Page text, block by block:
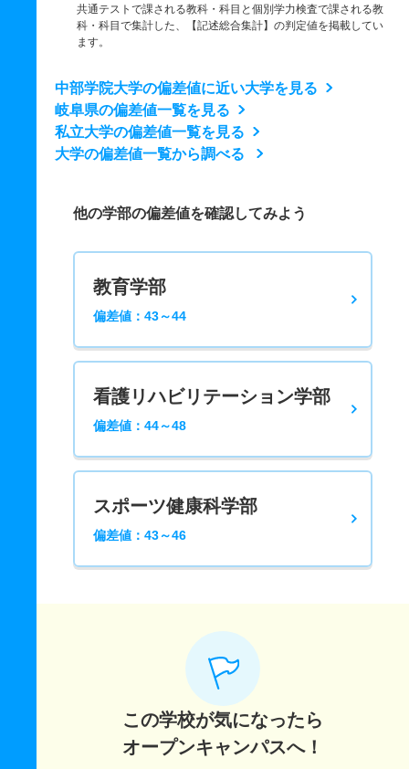
共通テストで課される教科・科目と個別学力検査で課される教
科・科目で集計した、【記述総合集計】の判定値を掲載してい
ます。
中部学院大学の偏差値に近い大学を見る
岐阜県の偏差値一覧を見る
私立大学の偏差値一覧を見る
大学の偏差値一覧から調べる
他の学部の偏差値を確認してみよう
教育学部
偏差値：43～44
看護リハビリテーション学部
偏差値：44～48
スポーツ健康科学部
偏差値：43～46
この学校が気になったら
オープンキャンパスへ！